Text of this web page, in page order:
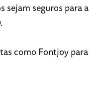
sejam seguros para a
como Fontjoy para